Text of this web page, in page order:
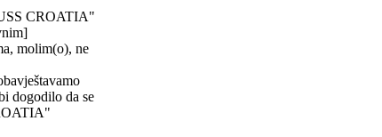
CROATIA"
molim(o), ne
dogodilo da se